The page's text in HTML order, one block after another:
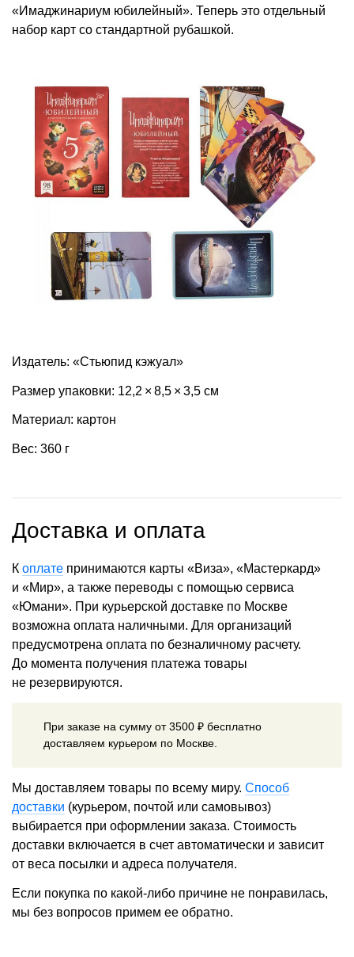
«Имаджинариум юбилейный». Теперь это отдельный
набор карт со стандартной рубашкой.
Издатель: «Стьюпид кэжуал»
Размер упаковки: 12,2 × 8,5 × 3,5 см
Материал: картон
Вес: 360 г
Доставка и оплата
К оплате принимаются карты «Виза», «Мастеркард»
и «Мир», а также переводы с помощью сервиса
«Юмани». При курьерской доставке по Москве
возможна оплата наличными. Для организаций
предусмотрена оплата по безналичному расчету.
До момента получения платежа товары
не резервируются.
При заказе на сумму от 3500 ₽ бесплатно
доставляем курьером по Москве.
Мы доставляем товары по всему миру. Способ
доставки (курьером, почтой или самовывоз)
выбирается при оформлении заказа. Стоимость
доставки включается в счет автоматически и зависит
от веса посылки и адреса получателя.
Если покупка по какой-либо причине не понравилась,
мы без вопросов примем ее обратно.